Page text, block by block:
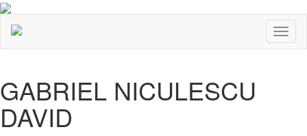
GABRIEL NICULESCU
DAVID